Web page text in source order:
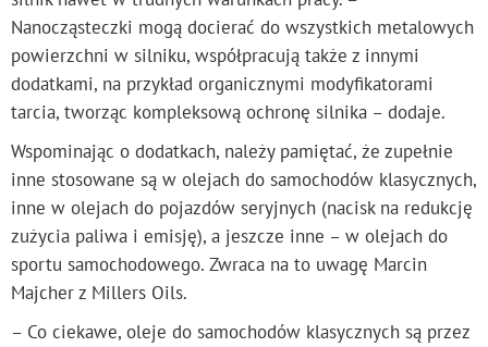
Nanocząsteczki mogą docierać do wszystkich metalowych
powierzchni w silniku, współpracują także z innymi
dodatkami, na przykład organicznymi modyfikatorami
tarcia, tworząc kompleksową ochronę silnika – dodaje.
Wspominając o dodatkach, należy pamiętać, że zupełnie
inne stosowane są w olejach do samochodów klasycznych,
inne w olejach do pojazdów seryjnych (nacisk na redukcję
zużycia paliwa i emisję), a jeszcze inne – w olejach do
sportu samochodowego. Zwraca na to uwagę Marcin
Majcher z Millers Oils.
– Co ciekawe, oleje do samochodów klasycznych są przez